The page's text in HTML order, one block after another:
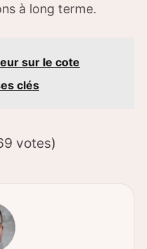
à long terme.
sur le cote
clés
votes)